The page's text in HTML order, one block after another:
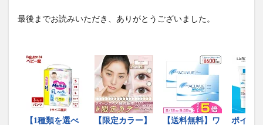
最後までお読みいただき、ありがとうございました。